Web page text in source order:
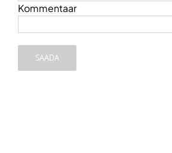
igapäevatöös kasutada
korda ja täitis oma
Kommentaar